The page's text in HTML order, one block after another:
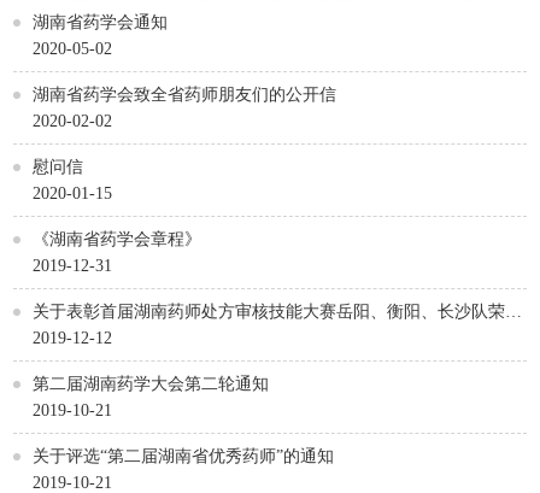
湖南省药学会通知
2020-05-02
湖南省药学会致全省药师朋友们的公开信
2020-02-02
慰问信
2020-01-15
《湖南省药学会章程》
2019-12-31
关于表彰首届湖南药师处方审核技能大赛岳阳、衡阳、长沙队荣获
前三名的决定
2019-12-12
第二届湖南药学大会第二轮通知
2019-10-21
关于评选“第二届湖南省优秀药师”的通知
2019-10-21